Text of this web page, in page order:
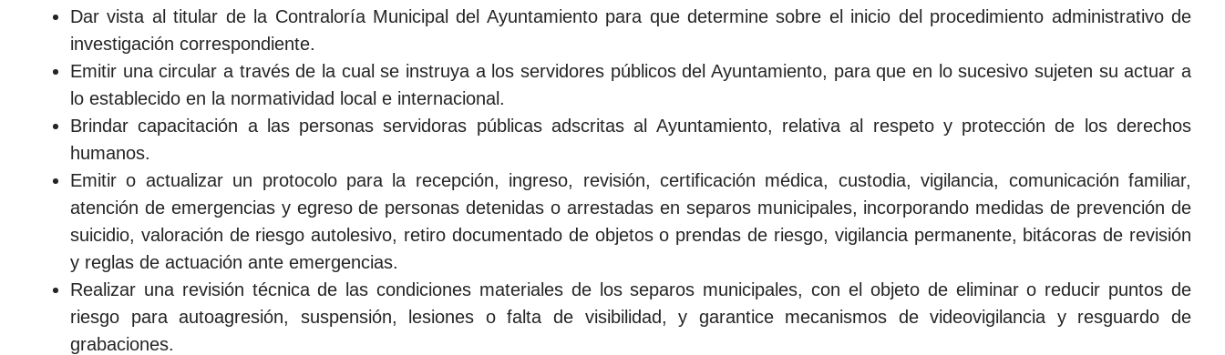
Dar vista al titular de la Contraloría Municipal del Ayuntamiento para que determine sobre el inicio del procedimiento administrativo de
investigación correspondiente.
Emitir una circular a través de la cual se instruya a los servidores públicos del Ayuntamiento, para que en lo sucesivo sujeten su actuar a
lo establecido en la normatividad local e internacional.
Brindar capacitación a las personas servidoras públicas adscritas al Ayuntamiento, relativa al respeto y protección de los derechos
humanos.
Emitir o actualizar un protocolo para la recepción, ingreso, revisión, certificación médica, custodia, vigilancia, comunicación familiar,
atención de emergencias y egreso de personas detenidas o arrestadas en separos municipales, incorporando medidas de prevención de
suicidio, valoración de riesgo autolesivo, retiro documentado de objetos o prendas de riesgo, vigilancia permanente, bitácoras de revisión
y reglas de actuación ante emergencias.
Realizar una revisión técnica de las condiciones materiales de los separos municipales, con el objeto de eliminar o reducir puntos de
riesgo para autoagresión, suspensión, lesiones o falta de visibilidad, y garantice mecanismos de videovigilancia y resguardo de
grabaciones.